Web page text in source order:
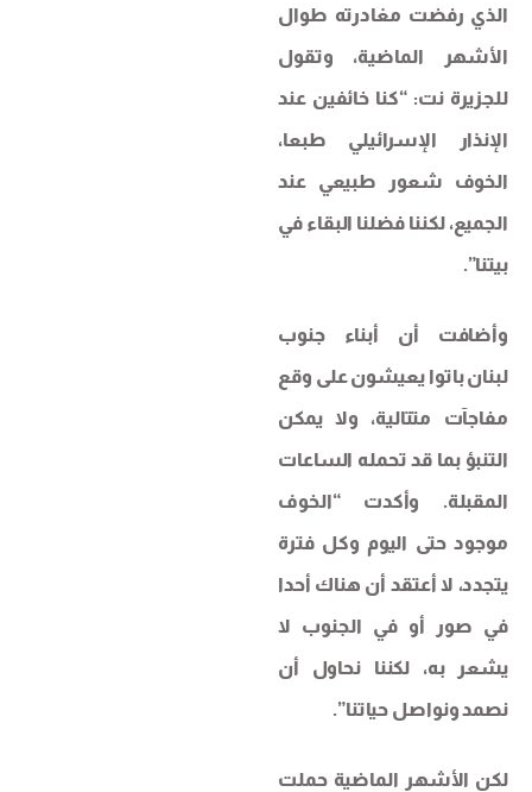
الذي رفضت مغادرته طوال
الأشهر الماضية، وتقول
للجزيرة نت: “كنا خائفين عند
الإنذار الإسرائيلي طبعا،
الخوف شعور طبيعي عند
الجميع، لكننا فضلنا البقاء في
بيتنا”.
وأضافت أن أبناء جنوب
لبنان باتوا يعيشون على وقع
مفاجآت متتالية، ولا يمكن
التنبؤ بما قد تحمله الساعات
المقبلة. وأكدت “الخوف
موجود حتى اليوم وكل فترة
يتجدد، لا أعتقد أن هناك أحدا
في صور أو في الجنوب لا
يشعر به، لكننا نحاول أن
نصمد ونواصل حياتنا”.
لكن الأشهر الماضية حملت